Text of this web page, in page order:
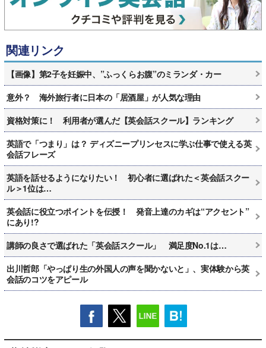
関連リンク
【画像】第2子を妊娠中、”ふっくらお腹”のミランダ・カー
意外？ 海外旅行者に日本の「居酒屋」が人気な理由
資格対策に！ 利用者が選んだ【英会話スクール】ランキング
英語で「つまり」は？ ディズニープリンセスに学ぶ仕事で使える英
会話フレーズ
英語を話せるようになりたい！ 初心者に選ばれた＜英会話スクー
ル＞1位は…
英会話に役立つポイントを伝授！ 発音上達のカギは“アクセント”
にあり!?
講師の良さで選ばれた「英会話スクール」 満足度No.1は…
出川哲郎「やっぱり生の外国人の声を聞かないと」、実体験から英
会話のコツをアピール